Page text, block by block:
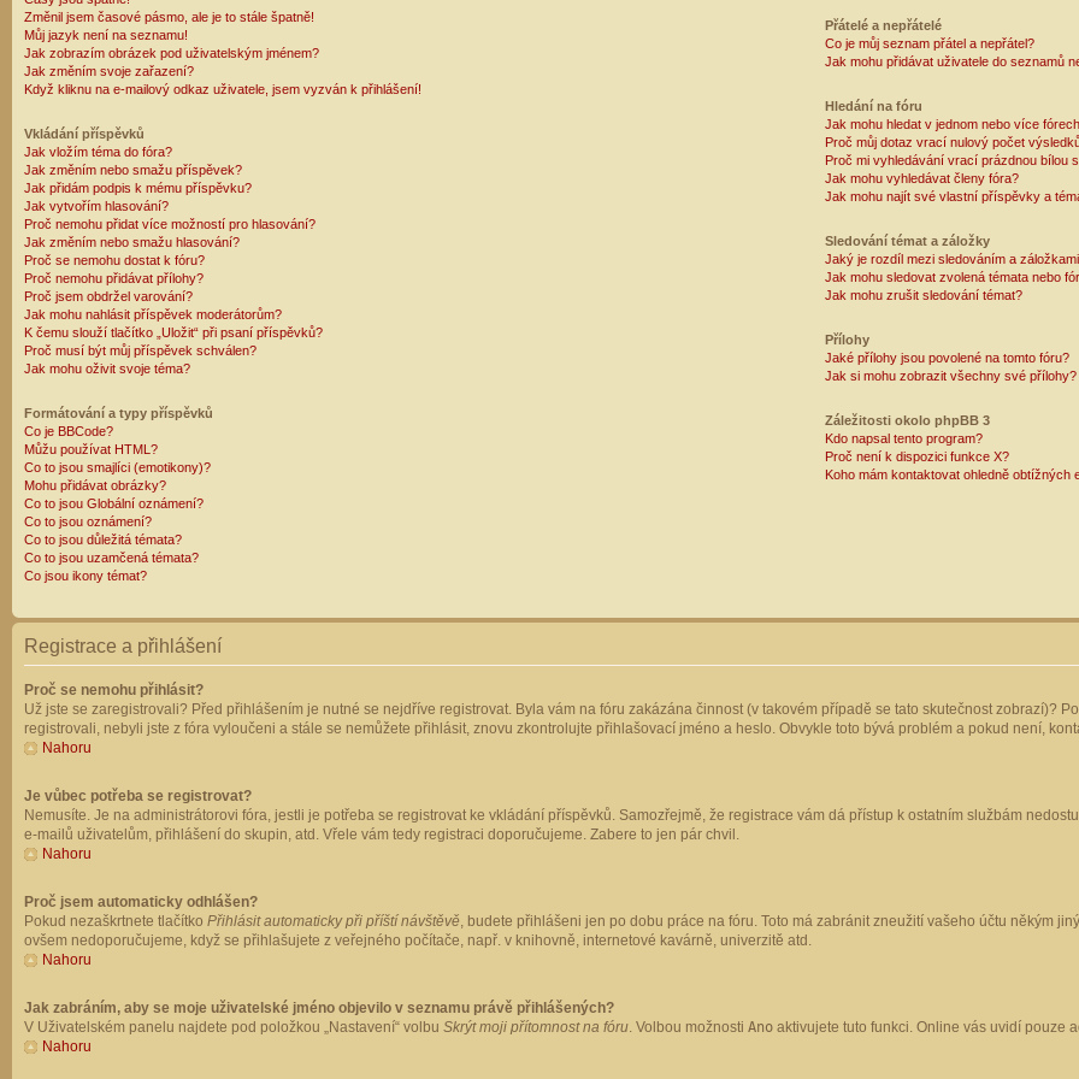
Změnil jsem časové pásmo, ale je to stále špatně!
Můj jazyk není na seznamu!
Jak zobrazím obrázek pod uživatelským jménem?
Jak změním svoje zařazení?
Když kliknu na e-mailový odkaz uživatele, jsem vyzván k přihlášení!
Vkládání příspěvků
Jak vložím téma do fóra?
Jak změním nebo smažu příspěvek?
Jak přidám podpis k mému příspěvku?
Jak vytvořím hlasování?
Proč nemohu přidat více možností pro hlasování?
Jak změním nebo smažu hlasování?
Proč se nemohu dostat k fóru?
Proč nemohu přidávat přílohy?
Proč jsem obdržel varování?
Jak mohu nahlásit příspěvek moderátorům?
K čemu slouží tlačítko „Uložit“ při psaní příspěvků?
Proč musí být můj příspěvek schválen?
Jak mohu oživit svoje téma?
Formátování a typy příspěvků
Co je BBCode?
Můžu používat HTML?
Co to jsou smajlíci (emotikony)?
Mohu přidávat obrázky?
Co to jsou Globální oznámení?
Co to jsou oznámení?
Co to jsou důležitá témata?
Co to jsou uzamčená témata?
Co jsou ikony témat?
Přátelé a nepřátelé
Co je můj seznam přátel a nepřátel?
Jak mohu přidávat uživatele do seznamů
Hledání na fóru
Jak mohu hledat v jednom nebo více
Proč můj dotaz vrací nulový počet
Proč mi vyhledávání vrací prázdnou bílou
Jak mohu vyhledávat členy fóra?
Jak mohu najít své vlastní příspěvky a
Sledování témat a záložky
Jaký je rozdíl mezi sledováním a
Jak mohu sledovat zvolená témata nebo
Jak mohu zrušit sledování témat?
Přílohy
Jaké přílohy jsou povolené na tomto fóru?
Jak si mohu zobrazit všechny své přílohy?
Záležitosti okolo phpBB 3
Kdo napsal tento program?
Proč není k dispozici funkce X?
Koho mám kontaktovat ohledně
Registrace a přihlášení
Proč se nemohu přihlásit?
Už jste se zaregistrovali? Před přihlášením je nutné se nejdříve registrovat. Byla vám na fóru zakázána činnost (v takovém případě se tato skutečnost zobrazí)?
registrovali, nebyli jste z fóra vyloučeni a stále se nemůžete přihlásit, znovu zkontrolujte přihlašovací jméno a heslo. Obvykle toto bývá problém a pokud není,
Nahoru
Je vůbec potřeba se registrovat?
Nemusíte. Je na administrátorovi fóra, jestli je potřeba se registrovat ke vkládání příspěvků. Samozřejmě, že registrace vám dá přístup k ostatním službám
e-mailů uživatelům, přihlášení do skupin, atd. Vřele vám tedy registraci doporučujeme. Zabere to jen pár chvil.
Nahoru
Proč jsem automaticky odhlášen?
Pokud nezaškrtnete tlačítko Přihlásit automaticky při příští návštěvě, budete přihlášeni jen po dobu práce na fóru. Toto má zabránit zneužití vašeho účtu někým
ovšem nedoporučujeme, když se přihlašujete z veřejného počítače, např. v knihovně, internetové kavárně, univerzitě atd.
Nahoru
Jak zabráním, aby se moje uživatelské jméno objevilo v seznamu právě přihlášených?
V Uživatelském panelu najdete pod položkou „Nastavení“ volbu Skrýt moji přítomnost na fóru. Volbou možnosti Ano aktivujete tuto funkci. Online vás uvidí pouze
Nahoru